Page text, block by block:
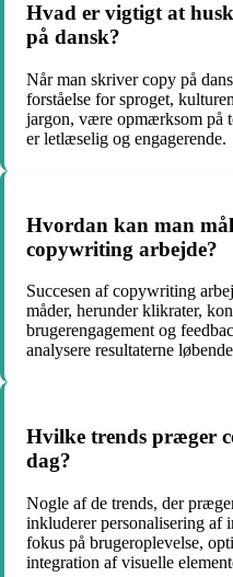
Hvad er vigtigt at
på dansk?
Når man skriver copy på
forståelse for sproget,
jargon, være opmærksom på
er letlæselig og engagerende.
Hvordan kan man
copywriting arbejde?
Succesen af copywriting
måder, herunder klikrater,
brugerengagement og
analysere resultaterne
Hvilke trends præger
dag?
Nogle af de trends, der
inkluderer personalisering af
fokus på brugeroplevelse,
integration af visuelle